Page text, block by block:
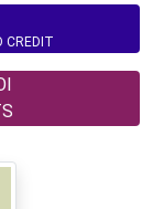
CREDIT